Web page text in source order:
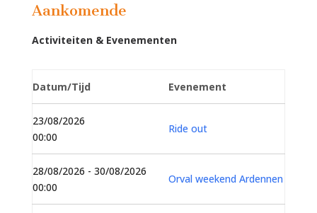
Aankomende
Activiteiten & Evenementen
Datum/Tijd Evenement
23/08/2026
00:00
Ride out
28/08/2026 - 30/08/2026
00:00
Orval weekend Ardennen